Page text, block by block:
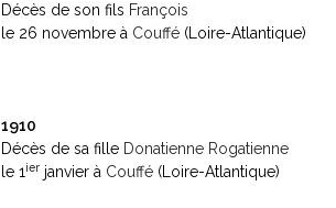
Décès de son fils François
le 26 novembre à Couffé (Loire-Atlantique)
1910
Décès de sa fille Donatienne Rogatienne
le 1 ier janvier à Couffé (Loire-Atlantique)